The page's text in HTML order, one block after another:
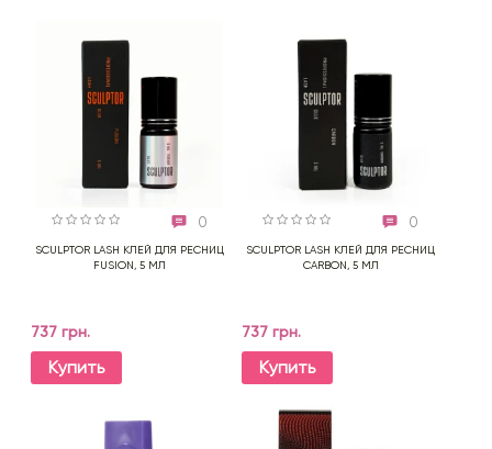
0
SCULPTOR LASH КЛЕЙ ДЛЯ РЕСНИЦ
FUSION, 5 МЛ
737 грн.
Купить
0
SCULPTOR LASH КЛЕЙ ДЛЯ РЕСНИЦ
CARBON, 5 МЛ
737 грн.
Купить